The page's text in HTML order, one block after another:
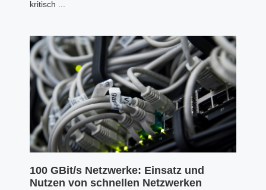
kritisch ...
100 GBit/s Netzwerke: Einsatz und
Nutzen von schnellen Netzwerken